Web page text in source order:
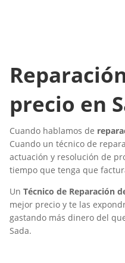
precio en
Cuando hablamos de
Cuando un técnico de
actuación y resolución de
tiempo que tenga que
UnTécnico de Reparación
mejor precio y te las
gastando más dinero del
Sada.